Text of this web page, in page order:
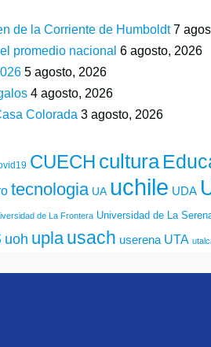
de la Corriente de Humboldt 7
promedio nacional 6 agosto, 2026
5 agosto, 2026
4 agosto, 2026
Colorada 3 agosto, 2026
CUECH cultura
tecnologia UA uchile UDA
de La Frontera Universidad de La
uoh uplausach userena UTA